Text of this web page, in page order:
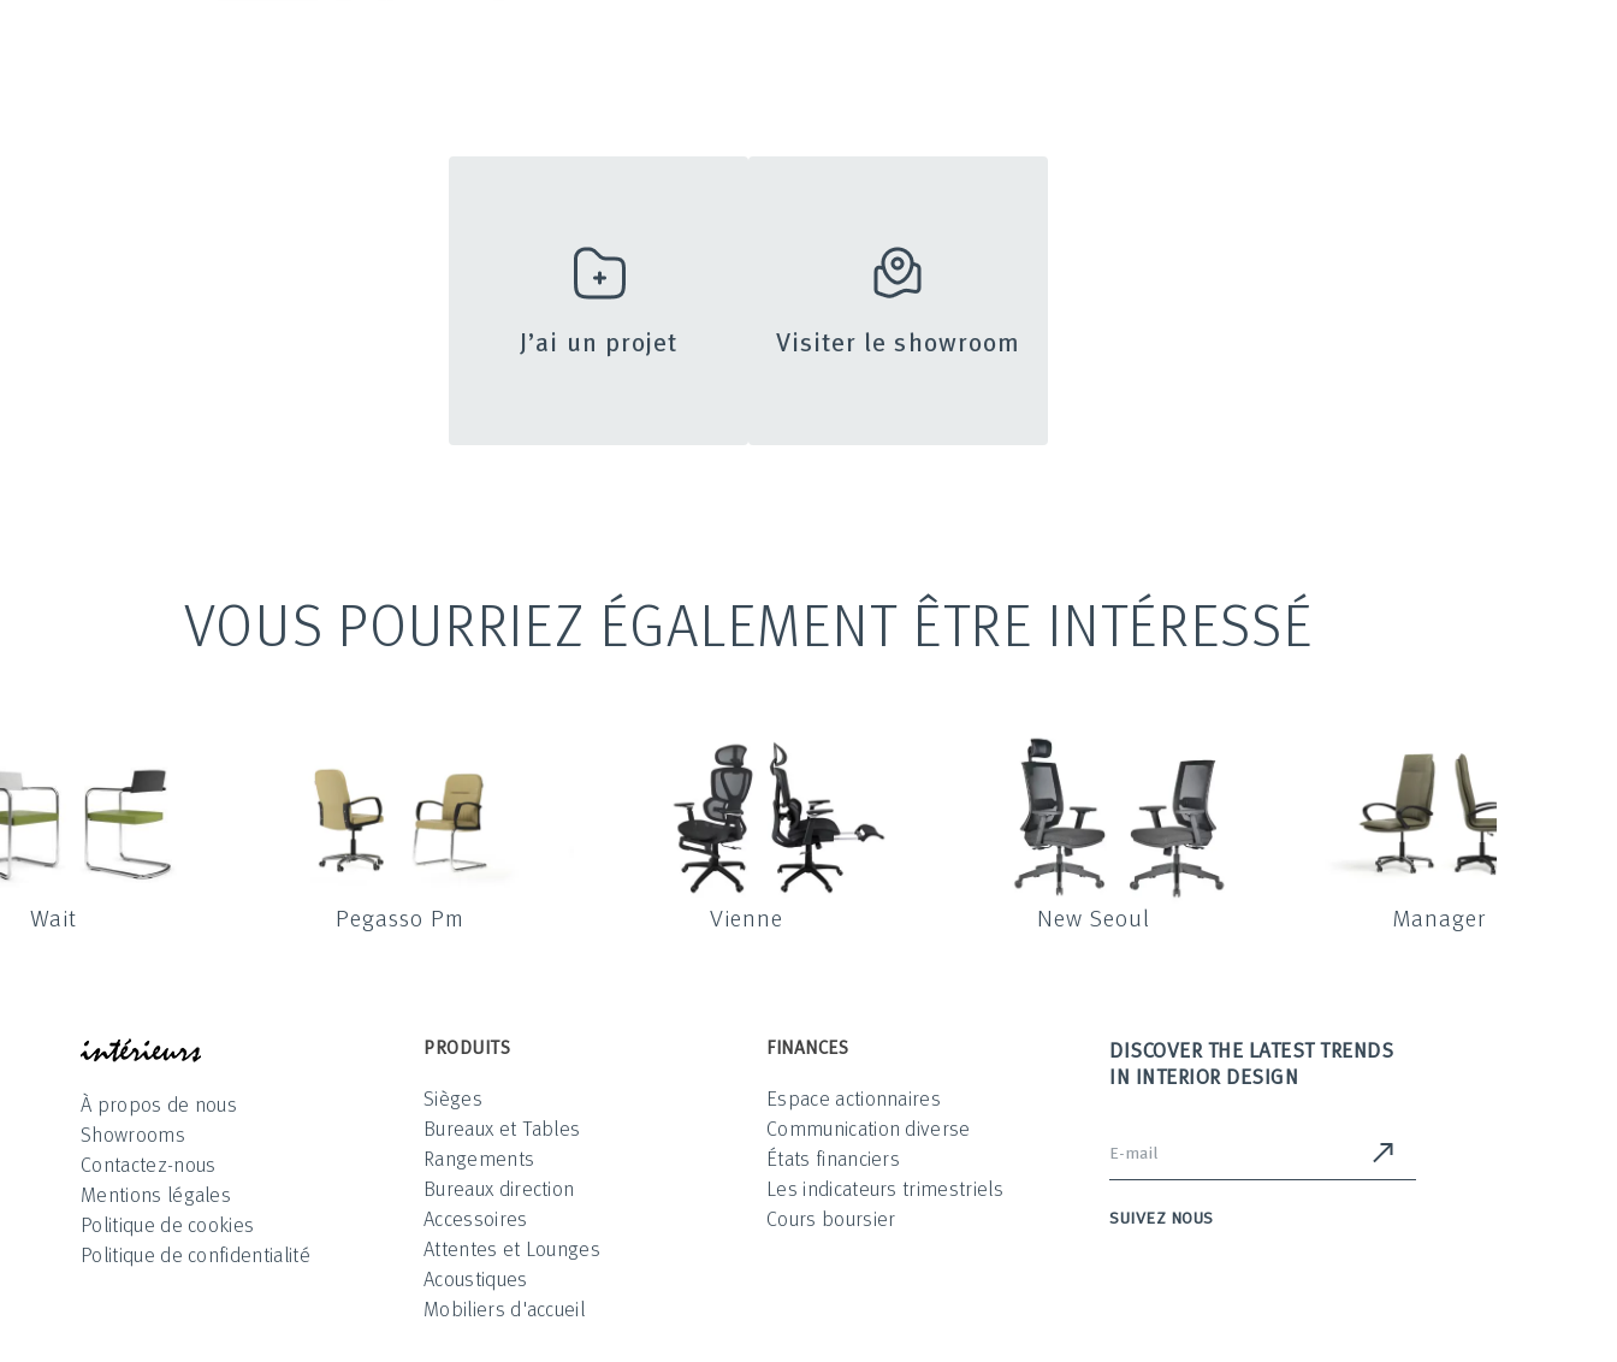
J’ai un projet Visiter le showroom
VOUS POURRIEZ ÉGALEMENT ÊTRE INTÉRESSÉ
Wait Pegasso Pm Vienne New Seoul Manager
À propos de nous
Showrooms
Contactez-nous
Mentions légales
Politique de cookies
Politique de confidentialité
PRODUITS
Sièges
Bureaux et Tables
Rangements
Bureaux direction
Accessoires
Attentes et Lounges
Acoustiques
Mobiliers d'accueil
FINANCES
Espace actionnaires
Communication diverse
États financiers
Les indicateurs trimestriels
Cours boursier
DISCOVER THE LATEST TRENDS
IN INTERIOR DESIGN
SUIVEZ NOUS